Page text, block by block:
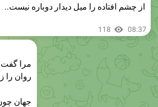
از چشم افتاده را میل دیدار دوباره نیست..
118 08:37
مرا گفت
روان را
جهان